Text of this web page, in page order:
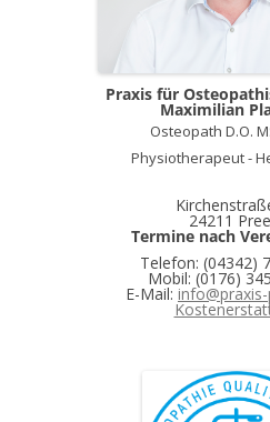
Praxis für
Maximilian
Osteopath D.O.
Physiotherapeut -
24211
Termine nach
Telefon: (04342)
Mobil: (0176)
E-Mail: